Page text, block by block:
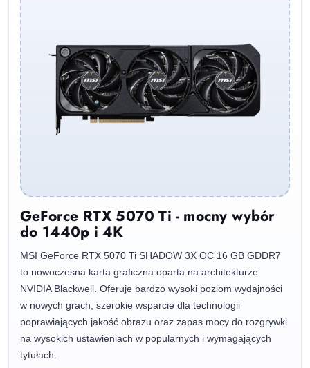
GeForce RTX 5070 Ti - mocny wybór
do 1440p i 4K
MSI GeForce RTX 5070 Ti SHADOW 3X OC 16 GB GDDR7
to nowoczesna karta graficzna oparta na architekturze
NVIDIA Blackwell. Oferuje bardzo wysoki poziom wydajności
w nowych grach, szerokie wsparcie dla technologii
poprawiających jakość obrazu oraz zapas mocy do rozgrywki
na wysokich ustawieniach w popularnych i wymagających
tytułach.